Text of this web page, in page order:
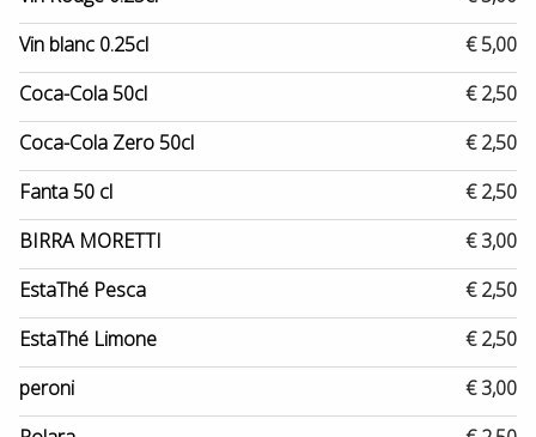
Vin blanc 0.25cl
€ 5,00
Coca-Cola 50cl
€ 2,50
Coca-Cola Zero 50cl
€ 2,50
Fanta 50 cl
€ 2,50
BIRRA MORETTI
€ 3,00
EstaThé Pesca
€ 2,50
EstaThé Limone
€ 2,50
peroni
€ 3,00